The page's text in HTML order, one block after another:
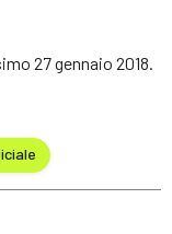
27 gennaio 2018.